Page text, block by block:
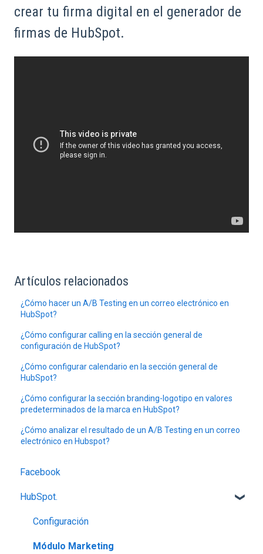
crear tu firma digital en el generador de
firmas de HubSpot.
Artículos relacionados
¿Cómo hacer un A/B Testing en un correo electrónico en
HubSpot?
¿Cómo configurar calling en la sección general de
configuración de HubSpot?
¿Cómo configurar calendario en la sección general de
HubSpot?
¿Cómo configurar la sección branding-logotipo en valores
predeterminados de la marca en HubSpot?
¿Cómo analizar el resultado de un A/B Testing en un correo
electrónico en Hubspot?
Facebook
HubSpot.
Configuración
Módulo Marketing